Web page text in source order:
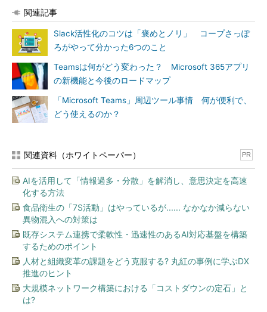
関連記事
Slack活性化のコツは「褒めとノリ」 コープさっぽ
ろがやって分かった6つのこと
Teamsは何がどう変わった？ Microsoft 365アプリ
の新機能と今後のロードマップ
「Microsoft Teams」周辺ツール事情 何が便利で、
どう使えるのか？
関連資料（ホワイトペーパー） PR
AIを活用して「情報過多・分散」を解消し、意思決定を高速
化する方法
食品衛生の「7S活動」はやっているが...... なかなか減らない
異物混入への対策は
既存システム連携で柔軟性・迅速性のあるAI対応基盤を構築
するためのポイント
人材と組織変革の課題をどう克服する? 丸紅の事例に学ぶDX
推進のヒント
大規模ネットワーク構築における「コストダウンの定石」と
は?